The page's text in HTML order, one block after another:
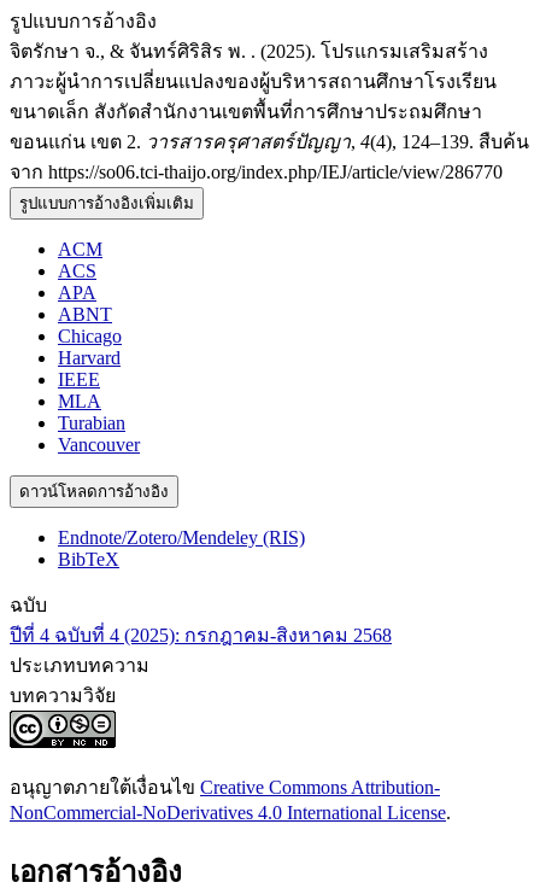
รูปแบบการอ้างอิง
จิตรักษา จ., & จันทร์ศิริสิร พ. . (2025). โปรแกรมเสริมสร้าง
ภาวะผู้นำการเปลี่ยนแปลงของผู้บริหารสถานศึกษาโรงเรียน
ขนาดเล็ก สังกัดสำนักงานเขตพื้นที่การศึกษาประถมศึกษา
ขอนแก่น เขต 2. วารสารครุศาสตร์ปัญญา, 4(4), 124–139. สืบค้น
จาก https://so06.tci-thaijo.org/index.php/IEJ/article/view/286770
รูปแบบการอ้างอิงเพิ่มเติม
ACM
ACS
APA
ABNT
Chicago
Harvard
IEEE
MLA
Turabian
Vancouver
ดาวน์โหลดการอ้างอิง
Endnote/Zotero/Mendeley (RIS)
BibTeX
ฉบับ
ปีที่ 4 ฉบับที่ 4 (2025): กรกฎาคม-สิงหาคม 2568
ประเภทบทความ
บทความวิจัย
อนุญาตภายใต้เงื่อนไข Creative Commons Attribution-
NonCommercial-NoDerivatives 4.0 International License.
เอกสารอ้างอิง